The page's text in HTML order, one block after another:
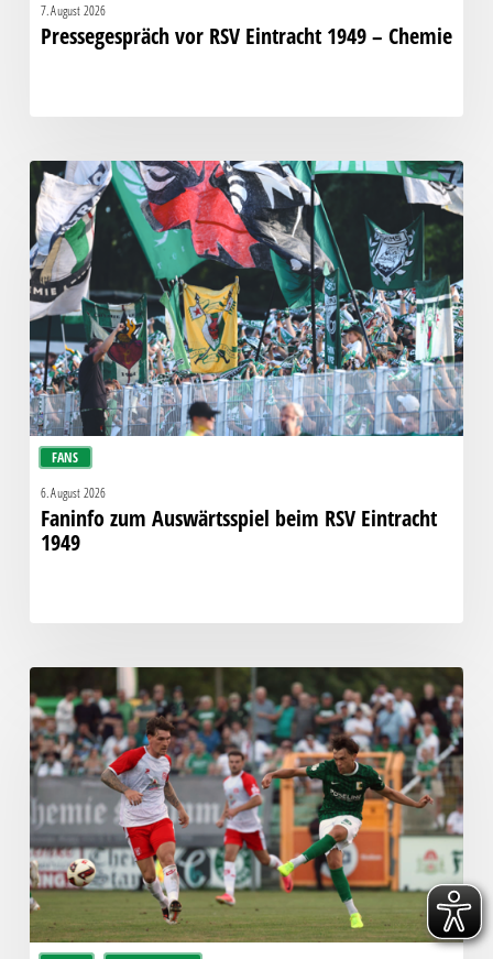
7. August 2026
Pressegespräch vor RSV Eintracht 1949 – Chemie
FANS
Faninfo
zum
Auswärtsspiel
beim
RSV
Eintracht
6. August 2026
Faninfo zum Auswärtsspiel beim RSV Eintracht
1949
Pleite:
Chemie
kassiert
späten
Knockout
gegen
Halle